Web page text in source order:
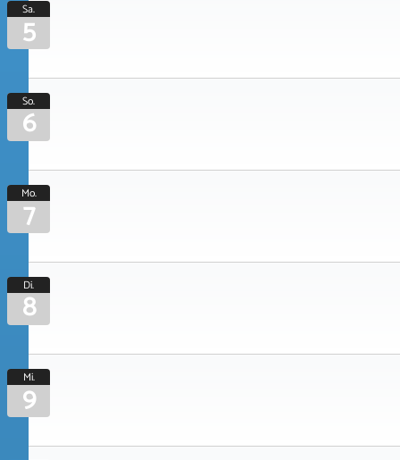
Sa.
5
So.
6
Mo.
7
Di.
8
Mi.
9